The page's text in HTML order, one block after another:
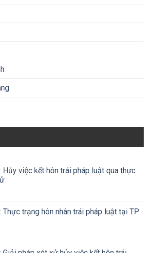
Hủy việc kết hôn trái pháp luật qua thực
Thực trạng hôn nhân trái pháp luật tại TP